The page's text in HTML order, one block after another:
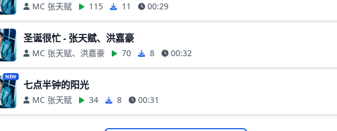
MC 张天赋 115 11 00:29
圣诞很忙 - 张天赋、洪嘉豪
MC 张天赋、洪嘉豪 70 8 00:32
NEW
七点半钟的阳光
MC 张天赋 34 8 00:31